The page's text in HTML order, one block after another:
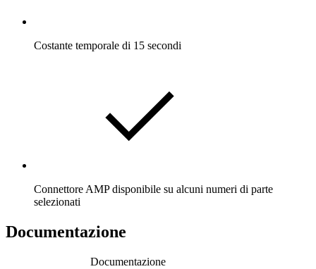
Costante temporale di 15 secondi
Connettore AMP disponibile su alcuni numeri di parte
selezionati
Documentazione
Documentazione